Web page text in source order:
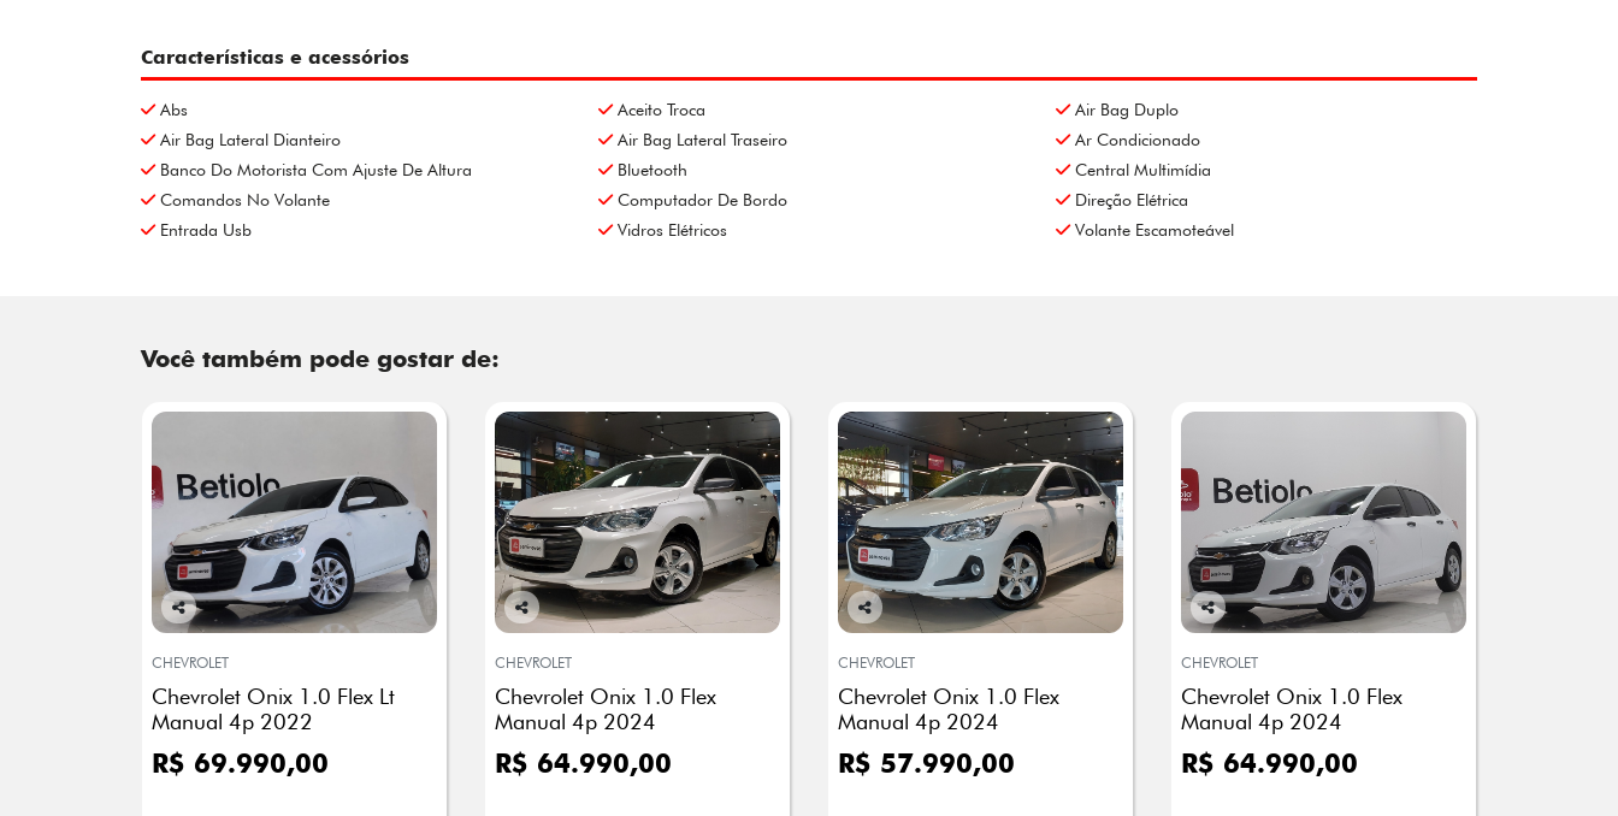
Características e acessórios
Abs Aceito Troca
Air Bag Duplo
Air Bag Lateral Dianteiro
Air Bag Lateral Traseiro
Ar Condicionado
Banco Do Motorista Com Ajuste De Altura
Bluetooth
Central Multimídia
Comandos No Volante
Computador De Bordo
Direção Elétrica
Entrada Usb
Vidros Elétricos Volante Escamoteável
Você também pode gostar de:
Co
arti
lhe
CHEVROLET
Chevrolet Onix 1.0 Flex Lt
Manual 4p 2022
R$ 69.990,00
Co
arti
lhe
CHEVROLET
Chevrolet Onix 1.0 Flex
Manual 4p 2024
R$ 64.990,00
Co
arti
lhe
CHEVROLET
Chevrolet Onix 1.0 Flex
Manual 4p 2024
R$ 57.990,00
Co
arti
lhe
CHEVROLET
Chevrolet Onix 1.0 Flex
Manual 4p 2024
R$ 64.990,00